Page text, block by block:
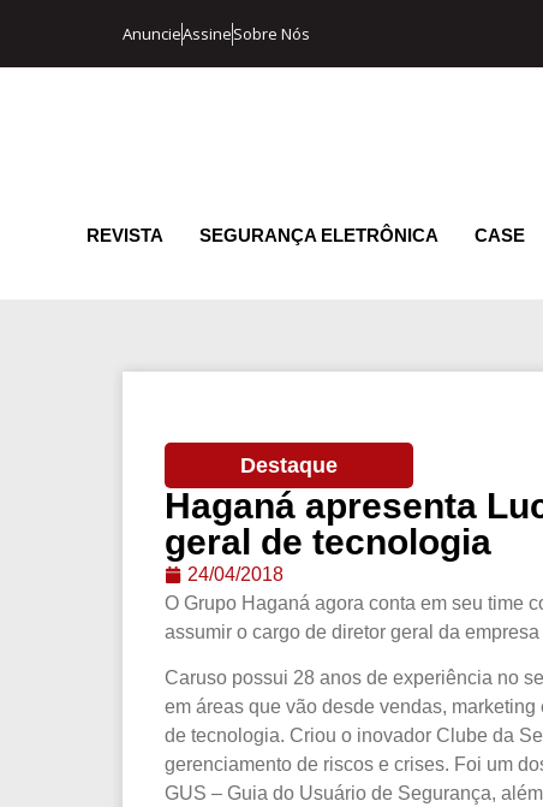
AnuncieAssineSobre Nós
REVISTA SEGURANÇA ELETRÔNICA CASE
Destaque
Haganá apresenta
geral de tecnologia
24/04/2018
O Grupo Haganá agora conta em seu time
assumir o cargo de diretor geral da
Caruso possui 28 anos de experiência no
em áreas que vão desde vendas,
de tecnologia. Criou o inovador Clube da
gerenciamento de riscos e crises. Foi um
GUS – Guia do Usuário de Segurança,